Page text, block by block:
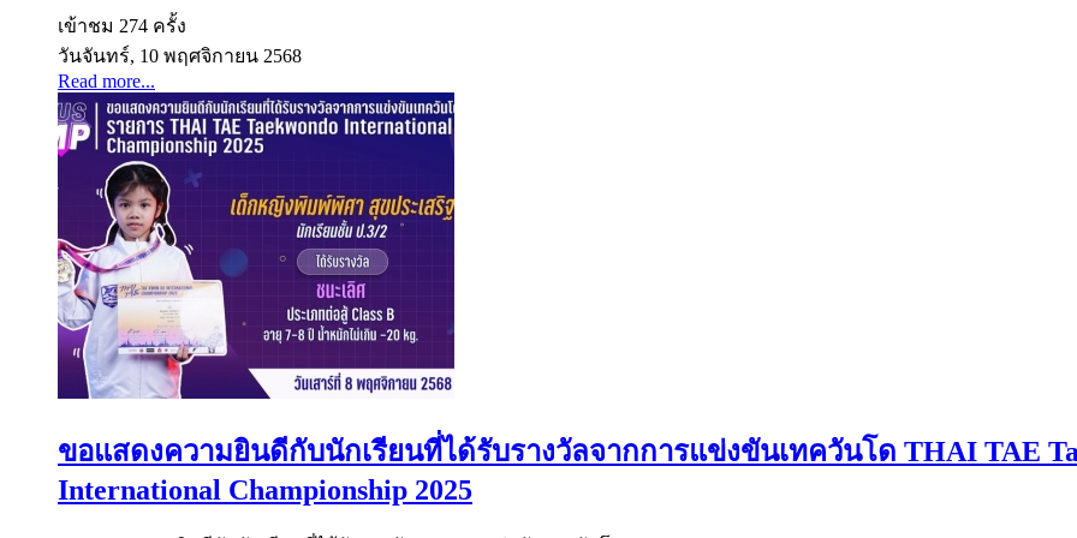
เข้าชม 274 ครั้ง
วันจันทร์, 10 พฤศจิกายน 2568
Read more...
ขอแสดงความยินดีกับนักเรียนที่ได้รับรางวัลจากการแข่งขันเทควันโด THAI TAE
International Championship 2025